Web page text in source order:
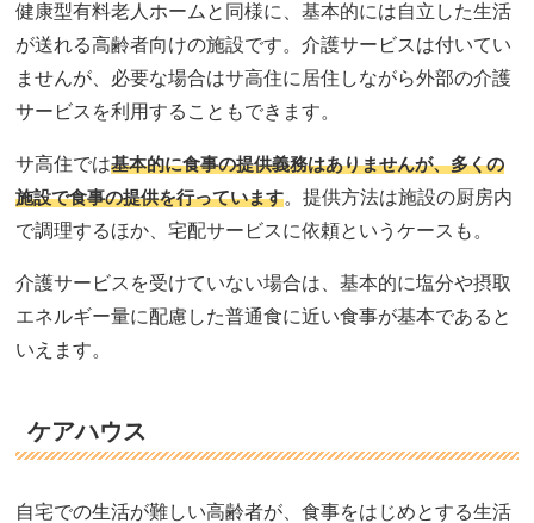
健康型有料老人ホームと同様に、基本的には自立した生活
が送れる高齢者向けの施設です。介護サービスは付いてい
ませんが、必要な場合はサ高住に居住しながら外部の介護
サービスを利用することもできます。
サ高住では基本的に食事の提供義務はありませんが、多くの
施設で食事の提供を行っています。提供方法は施設の厨房内
で調理するほか、宅配サービスに依頼というケースも。
介護サービスを受けていない場合は、基本的に塩分や摂取
エネルギー量に配慮した普通食に近い食事が基本であると
いえます。
ケアハウス
自宅での生活が難しい高齢者が、食事をはじめとする生活